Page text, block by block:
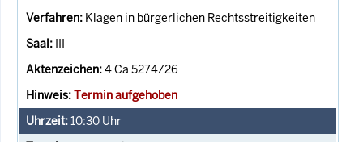
Klagen in bürgerlichen Rechtsstreitigkeiten
III
4 Ca 5274/26
Termin aufgehoben
10:30 Uhr